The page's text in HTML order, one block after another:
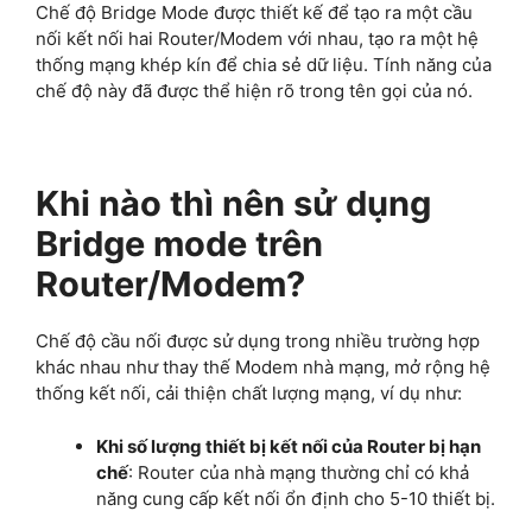
Chế độ Bridge Mode được thiết kế để tạo ra một cầu
nối kết nối hai Router/Modem với nhau, tạo ra một hệ
thống mạng khép kín để chia sẻ dữ liệu. Tính năng của
chế độ này đã được thể hiện rõ trong tên gọi của nó.
Khi nào thì nên sử dụng
Bridge mode trên
Router/Modem?
Chế độ cầu nối được sử dụng trong nhiều trường hợp
khác nhau như thay thế Modem nhà mạng, mở rộng hệ
thống kết nối, cải thiện chất lượng mạng, ví dụ như:
Khi số lượng thiết bị kết nối của Router bị hạn
chế: Router của nhà mạng thường chỉ có khả
năng cung cấp kết nối ổn định cho 5-10 thiết bị.